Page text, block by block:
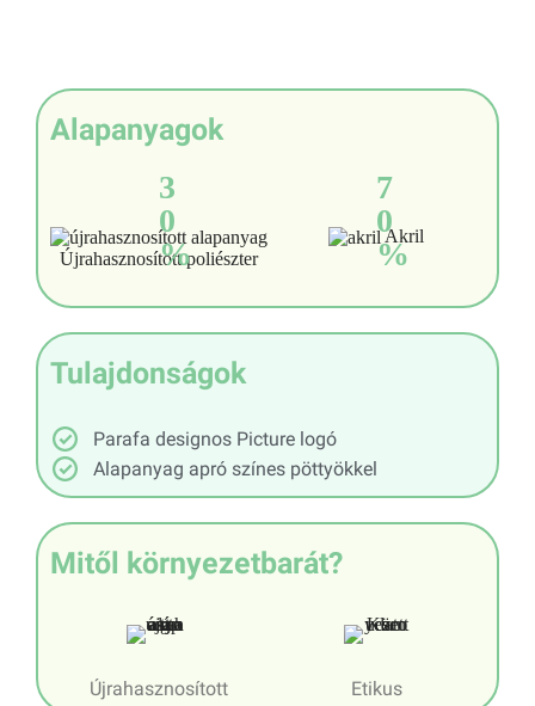
Alapanyagok
3
0
%
Újrahasznosított poliészter
7
0
%
Akril
Tulajdonságok
Parafa designos Picture logó
Alapanyag apró színes pöttyökkel
Mitől környezetbarát?
Újrahasznosított Etikus